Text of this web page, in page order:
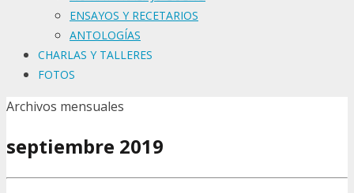
ENSAYOS Y RECETARIOS
ANTOLOGÍAS
CHARLAS Y TALLERES
FOTOS
Archivos mensuales
septiembre 2019